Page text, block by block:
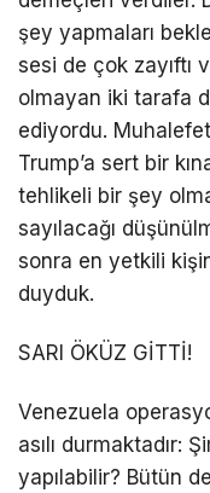
şey yapmaları
sesi de çok zayıftı
olmayan iki tarafa
ediyordu.
Trump’a sert bir
tehlikeli bir şey
sayılacağı
sonra en yetkili
duyduk.
SARI ÖKÜZ GİTTİ!
Venezuela
asılı durmaktadır:
yapılabilir? Bütün